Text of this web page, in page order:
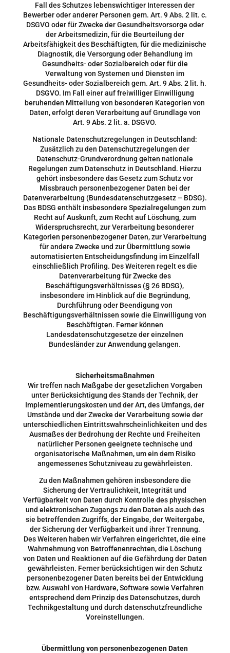
Fall des Schutzes lebenswichtiger Interessen der
Bewerber oder anderer Personen gem. Art. 9 Abs. 2 lit. c.
DSGVO oder für Zwecke der Gesundheitsvorsorge oder
der Arbeitsmedizin, für die Beurteilung der
Arbeitsfähigkeit des Beschäftigten, für die medizinische
Diagnostik, die Versorgung oder Behandlung im
Gesundheits- oder Sozialbereich oder für die
Verwaltung von Systemen und Diensten im
Gesundheits- oder Sozialbereich gem. Art. 9 Abs. 2 lit. h.
DSGVO. Im Fall einer auf freiwilliger Einwilligung
beruhenden Mitteilung von besonderen Kategorien von
Daten, erfolgt deren Verarbeitung auf Grundlage von
Art. 9 Abs. 2 lit. a. DSGVO.
Nationale Datenschutzregelungen in Deutschland:
Zusätzlich zu den Datenschutzregelungen der
Datenschutz-Grundverordnung gelten nationale
Regelungen zum Datenschutz in Deutschland. Hierzu
gehört insbesondere das Gesetz zum Schutz vor
Missbrauch personenbezogener Daten bei der
Datenverarbeitung (Bundesdatenschutzgesetz – BDSG).
Das BDSG enthält insbesondere Spezialregelungen zum
Recht auf Auskunft, zum Recht auf Löschung, zum
Widerspruchsrecht, zur Verarbeitung besonderer
Kategorien personenbezogener Daten, zur Verarbeitung
für andere Zwecke und zur Übermittlung sowie
automatisierten Entscheidungsfindung im Einzelfall
einschließlich Profiling. Des Weiteren regelt es die
Datenverarbeitung für Zwecke des
Beschäftigungsverhältnisses (§ 26 BDSG),
insbesondere im Hinblick auf die Begründung,
Durchführung oder Beendigung von
Beschäftigungsverhältnissen sowie die Einwilligung von
Beschäftigten. Ferner können
Landesdatenschutzgesetze der einzelnen
Bundesländer zur Anwendung gelangen.
Sicherheitsmaßnahmen
Wir treffen nach Maßgabe der gesetzlichen Vorgaben
unter Berücksichtigung des Stands der Technik, der
Implementierungskosten und der Art, des Umfangs, der
Umstände und der Zwecke der Verarbeitung sowie der
unterschiedlichen Eintrittswahrscheinlichkeiten und des
Ausmaßes der Bedrohung der Rechte und Freiheiten
natürlicher Personen geeignete technische und
organisatorische Maßnahmen, um ein dem Risiko
angemessenes Schutzniveau zu gewährleisten.
Zu den Maßnahmen gehören insbesondere die
Sicherung der Vertraulichkeit, Integrität und
Verfügbarkeit von Daten durch Kontrolle des physischen
und elektronischen Zugangs zu den Daten als auch des
sie betreffenden Zugriffs, der Eingabe, der Weitergabe,
der Sicherung der Verfügbarkeit und ihrer Trennung.
Des Weiteren haben wir Verfahren eingerichtet, die eine
Wahrnehmung von Betroffenenrechten, die Löschung
von Daten und Reaktionen auf die Gefährdung der Daten
gewährleisten. Ferner berücksichtigen wir den Schutz
personenbezogener Daten bereits bei der Entwicklung
bzw. Auswahl von Hardware, Software sowie Verfahren
entsprechend dem Prinzip des Datenschutzes, durch
Technikgestaltung und durch datenschutzfreundliche
Voreinstellungen.
Übermittlung von personenbezogenen Daten